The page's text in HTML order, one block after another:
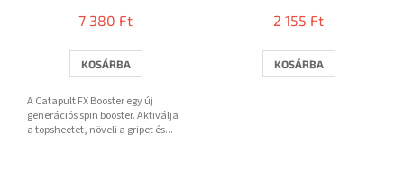
7 380 Ft
KOSÁRBA
A Catapult FX Booster egy új
generációs spin booster. Aktiválja
a topsheetet, növeli a gripet és...
2 155 Ft
KOSÁRBA